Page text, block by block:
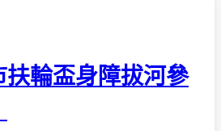
扶輪盃身障拔河參